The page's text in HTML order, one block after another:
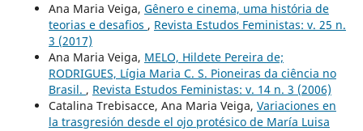
Ana Maria Veiga, Gênero e cinema, uma história de
teorias e desafios , Revista Estudos Feministas: v. 25 n.
3 (2017)
Ana Maria Veiga, MELO, Hildete Pereira de;
RODRIGUES, Lígia Maria C. S. Pioneiras da ciência no
Brasil. , Revista Estudos Feministas: v. 14 n. 3 (2006)
Catalina Trebisacce, Ana Maria Veiga, Variaciones en
la trasgresión desde el ojo protésico de María Luisa